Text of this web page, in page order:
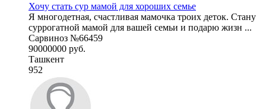
Хочу стать сур мамой для хороших семье
Я многодетная, счастливая мамочка троих деток. Стану
суррогатной мамой для вашей семьи и подарю жизн ...
Сарвиноз №66459
90000000 руб.
Ташкент
952